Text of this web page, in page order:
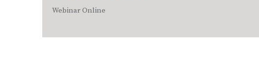
Webinar Online